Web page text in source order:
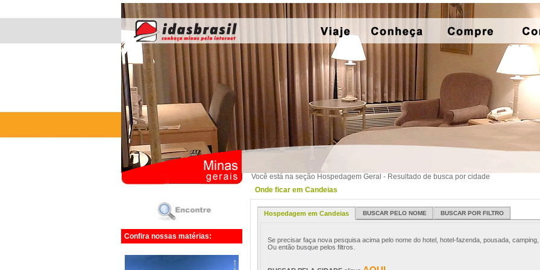
Confira nossas matérias:
Você está na seção Hospedagem Geral - Resultado de busca por cidade
Onde ficar em Candeias
Hospedagem em Candeias BUSCAR PELO NOME BUSCAR POR FILTRO
Se precisar faça nova pesquisa acima pelo nome do hotel, hotel-fazenda, pousada,
Ou então busque pelos filtros.